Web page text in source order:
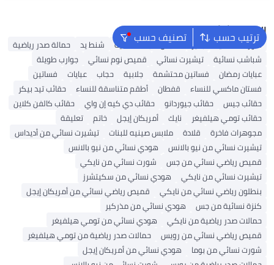
ترتيب حسب تصنيف حسب البحث الشائع
شورتات نسائية بلايز ملابس سباحة نسائية شنط يد
حمالة صدر رياضية
شباشب نسائية
تيشيرت نسائي قميص نوم نسائي
جوارب طويلة
عبايات رمضان
فساتين محتشمة جلابية حجاب عبايات
فساتين
فستان ماكسي للنساء
قفطان أطقم متناسقة للنساء
حقائب تيد بيكر
حقائب جيس
حقائب جيوردانو حقائب دي كيه إن واي
حقائب كالفن كلاين
حقائب تومي هيلفيغر
نايك أمريكان إيجل خاتم
تعليقة
مجوهرات فاخرة
قلادة ملابس صينيه للبنات
تيشيرت نسائي من أديداس
تيشيرت نسائي من نيو بالانس
هودي نسائي من نيو بالانس
قميص رياضي نسائي من جس
شورت نسائي من نايكي
تيشيرت نسائي من نايكي
هودي نسائي من سكيتشرز
بنطلون رياضي نسائي من نايكي
قميص رياضي نسائي من أمريكان إيجل
كنزة نسائية من جس
هودي نسائي من مذركير
حمالات صدر رياضية من نايكي
هودي نسائي من تومي هيلفيغر
قميص رياضي نسائي من رويس
حمالات صدر رياضية من تومي هيلفيغر
شورت نسائي من بوما
هودي نسائي من أمريكان إيجل